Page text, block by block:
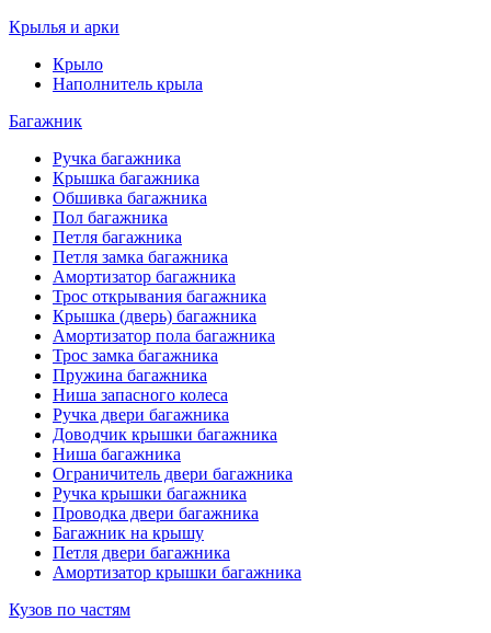
Крылья и арки
Крыло
Наполнитель крыла
Багажник
Ручка багажника
Крышка багажника
Обшивка багажника
Пол багажника
Петля багажника
Петля замка багажника
Амортизатор багажника
Трос открывания багажника
Крышка (дверь) багажника
Амортизатор пола багажника
Трос замка багажника
Пружина багажника
Ниша запасного колеса
Ручка двери багажника
Доводчик крышки багажника
Ниша багажника
Ограничитель двери багажника
Ручка крышки багажника
Проводка двери багажника
Багажник на крышу
Петля двери багажника
Амортизатор крышки багажника
Кузов по частям